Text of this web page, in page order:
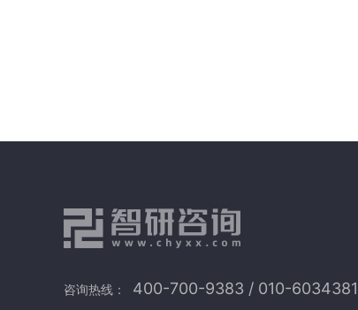
咨询热线：
400-700-9383 / 010-